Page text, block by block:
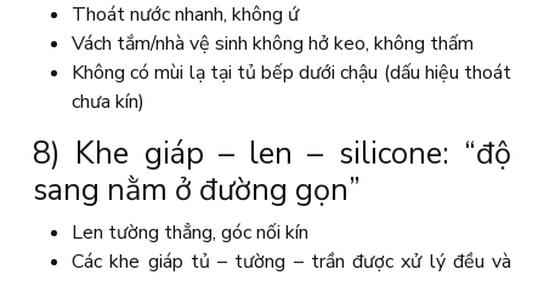
Thoát nước nhanh, không ứ
Vách tắm/nhà vệ sinh không hở keo, không thấm
Không có mùi lạ tại tủ bếp dưới chậu (dấu hiệu thoát
chưa kín)
8) Khe giáp – len – silicone: “độ
sang nằm ở đường gọn”
Len tường thẳng, góc nối kín
Các khe giáp tủ – tường – trần được xử lý đều và